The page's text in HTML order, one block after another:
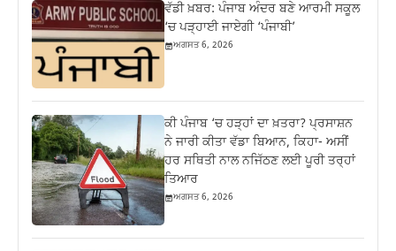
ਵੱਡੀ ਖ਼ਬਰ: ਪੰਜਾਬ ਅੰਦਰ ਬਣੇ ਆਰਮੀ ਸਕੂਲ
‘ਚ ਪੜ੍ਹਾਈ ਜਾਏਗੀ ‘ਪੰਜਾਬੀ’
ਅਗਸਤ 6, 2026
ਕੀ ਪੰਜਾਬ ‘ਚ ਹੜ੍ਹਾਂ ਦਾ ਖ਼ਤਰਾ? ਪ੍ਰਸਾਸ਼ਨ
ਨੇ ਜਾਰੀ ਕੀਤਾ ਵੱਡਾ ਬਿਆਨ, ਕਿਹਾ- ਅਸੀਂ
ਹਰ ਸਥਿਤੀ ਨਾਲ ਨਜਿੱਠਣ ਲਈ ਪੂਰੀ ਤਰ੍ਹਾਂ
ਤਿਆਰ
ਅਗਸਤ 6, 2026